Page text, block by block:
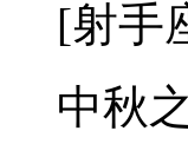
[射手
中秋